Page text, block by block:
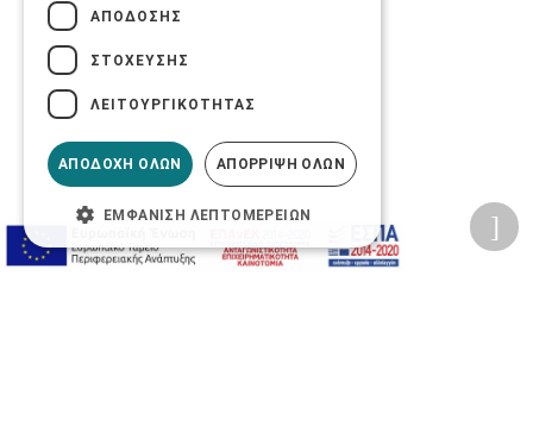
ΑΠΌΔΟΣΗΣ
ΣΤΌΧΕΥΣΗΣ
ΛΕΙΤΟΥΡΓΙΚΌΤΗΤΑΣ
ΑΠΟΔΟΧΉ ΌΛΩΝ ΑΠΌΡΡΙΨΗ ΌΛΩΝ
ΕΜΦΆΝΙΣΗ ΛΕΠΤΟΜΕΡΕΙΏΝ